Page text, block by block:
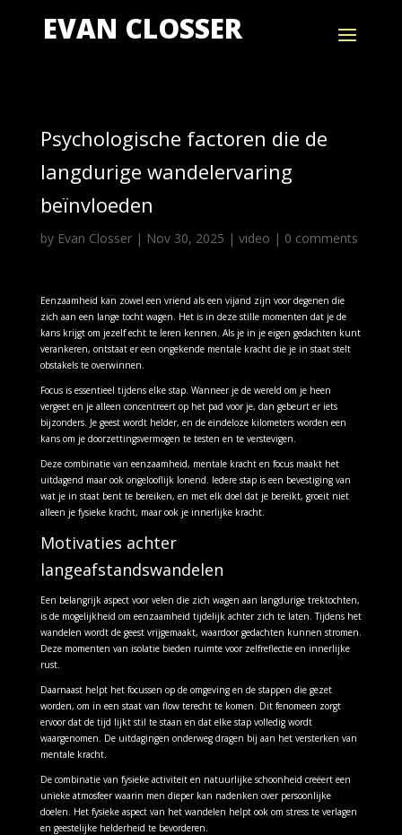
EVAN CLOSSER
Psychologische factoren die de
langdurige wandelervaring
beïnvloeden
by Evan Closser| Nov 30, 2025 | video | 0 comments
Eenzaamheid kan zowel een vriend als een vijand zijn voor degenen die
zich aan een lange tocht wagen. Het is in deze stille momenten dat je de
kans krijgt om jezelf echt te leren kennen. Als je in je eigen gedachten kunt
verankeren, ontstaat er een ongekende mentale kracht die je in staat stelt
obstakels te overwinnen.
Focus is essentieel tijdens elke stap. Wanneer je de wereld om je heen
vergeet en je alleen concentreert op het pad voor je, dan gebeurt er iets
bijzonders. Je geest wordt helder, en de eindeloze kilometers worden een
kans om je doorzettingsvermogen te testen en te verstevigen.
Deze combinatie van eenzaamheid, mentale kracht en focus maakt het
uitdagend maar ook ongelooflijk lonend. Iedere stap is een bevestiging van
wat je in staat bent te bereiken, en met elk doel dat je bereikt, groeit niet
alleen je fysieke kracht, maar ook je innerlijke kracht.
Motivaties achter
langeafstandswandelen
Een belangrijk aspect voor velen die zich wagen aan langdurige trektochten,
is de mogelijkheid om eenzaamheid tijdelijk achter zich te laten. Tijdens het
wandelen wordt de geest vrijgemaakt, waardoor gedachten kunnen stromen.
Deze momenten van isolatie bieden ruimte voor zelfreflectie en innerlijke
rust.
Daarnaast helpt het focussen op de omgeving en de stappen die gezet
worden, om in een staat van flow terecht te komen. Dit fenomeen zorgt
ervoor dat de tijd lijkt stil te staan en dat elke stap volledig wordt
waargenomen. De uitdagingen onderweg dragen bij aan het versterken van
mentale kracht.
De combinatie van fysieke activiteit en natuurlijke schoonheid creëert een
unieke atmosfeer waarin men dieper kan nadenken over persoonlijke
doelen. Het fysieke aspect van het wandelen helpt ook om stress te verlagen
en geestelijke helderheid te bevorderen.